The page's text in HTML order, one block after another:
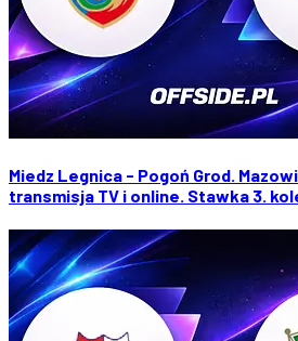
Miedz Legnica - Pogoń Grod.
transmisja TV i online. Stawka 3.